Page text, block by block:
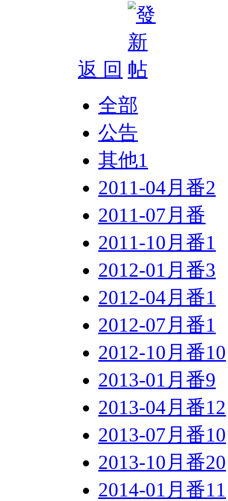
返 回
全部
公告
其他1
2011-04月番2
2011-07月番
2011-10月番1
2012-01月番3
2012-04月番1
2012-07月番1
2012-10月番10
2013-01月番9
2013-04月番12
2013-07月番10
2013-10月番20
2014-01月番11